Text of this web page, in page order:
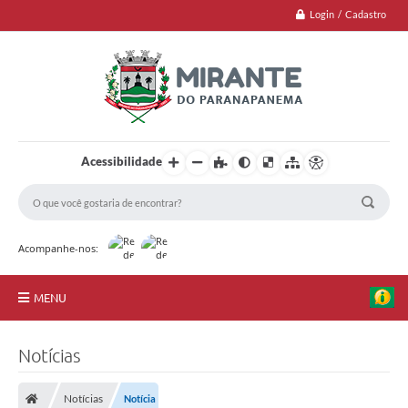
Login / Cadastro
Acessibilidade
Acompanhe-nos:
MENU
Notícias
Notícias Notícia